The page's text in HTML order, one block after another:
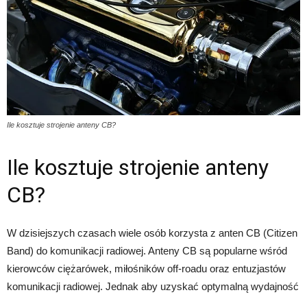
Ile kosztuje strojenie anteny CB?
Ile kosztuje strojenie anteny
CB?
W dzisiejszych czasach wiele osób korzysta z anten CB (Citizen
Band) do komunikacji radiowej. Anteny CB są popularne wśród
kierowców ciężarówek, miłośników off-roadu oraz entuzjastów
komunikacji radiowej. Jednak aby uzyskać optymalną wydajność